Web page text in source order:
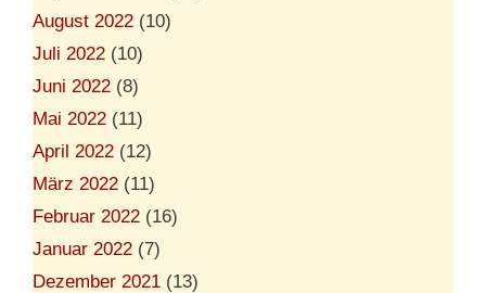
August 2022 (10)
Juli 2022 (10)
Juni 2022 (8)
Mai 2022 (11)
April 2022 (12)
März 2022 (11)
Februar 2022 (16)
Januar 2022 (7)
Dezember 2021 (13)